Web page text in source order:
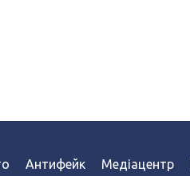
Антифейк Медіацентр